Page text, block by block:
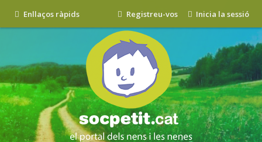
Enllaços ràpids Inicia la sessió
Registreu-vos